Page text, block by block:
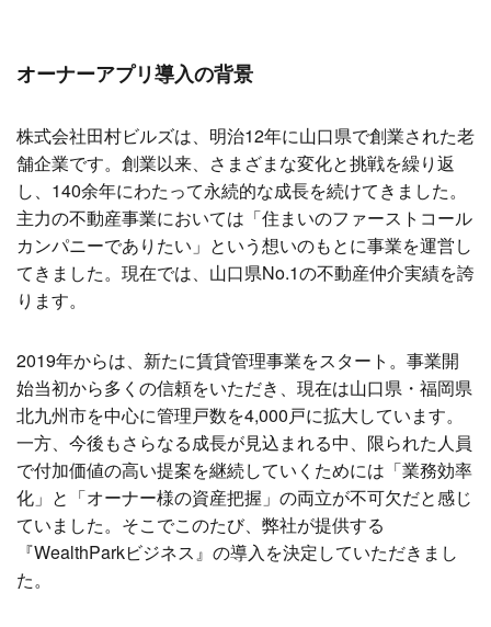
オーナーアプリ導入の背景
株式会社田村ビルズは、明治12年に山口県で創業された老
舗企業です。創業以来、さまざまな変化と挑戦を繰り返
し、140余年にわたって永続的な成長を続けてきました。
主力の不動産事業においては「住まいのファーストコール
カンパニーでありたい」という想いのもとに事業を運営し
てきました。現在では、山口県No.1の不動産仲介実績を誇
ります。
2019年からは、新たに賃貸管理事業をスタート。事業開
始当初から多くの信頼をいただき、現在は山口県・福岡県
北九州市を中心に管理戸数を4,000戸に拡大しています。
一方、今後もさらなる成長が見込まれる中、限られた人員
で付加価値の高い提案を継続していくためには「業務効率
化」と「オーナー様の資産把握」の両立が不可欠だと感じ
ていました。そこでこのたび、弊社が提供する
『WealthParkビジネス』の導入を決定していただきまし
た。